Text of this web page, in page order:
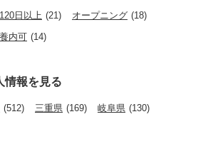
日以上 (21) オープニング (18)
内可 (14)
情報を見る
(512) 三重県 (169) 岐阜県 (130)